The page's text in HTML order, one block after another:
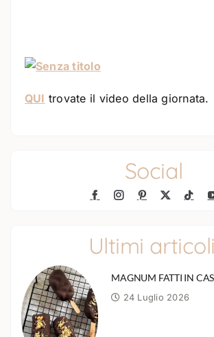
QUI trovate il video della giornata.
Social
Ultimi
MAGNUM FATTI IN
24 Luglio 2026